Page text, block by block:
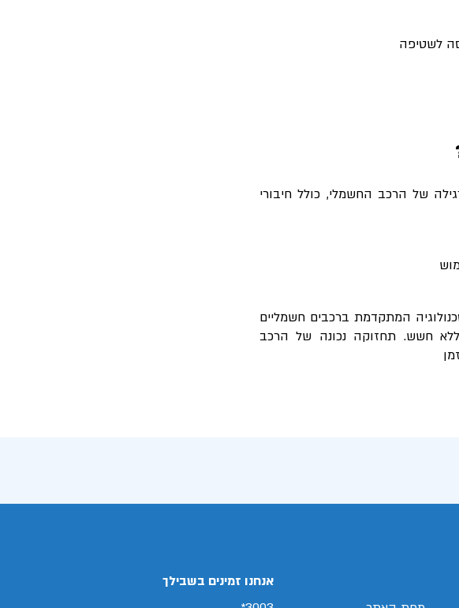
לשטיפה
של הרכב החשמלי, כולל חיבורי
המתקדמת ברכבים חשמליים
חשש. תחזוקה נכונה של הרכב
אנחנו זמינים בשבילך